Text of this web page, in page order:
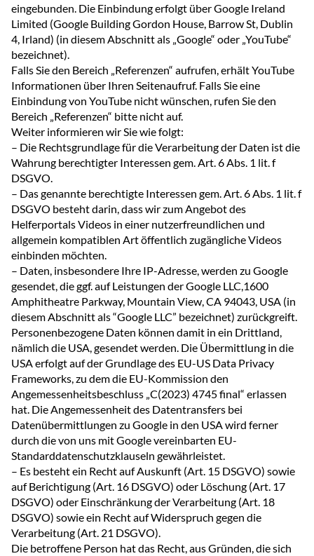
eingebunden. Die Einbindung erfolgt über Google Ireland
Limited (Google Building Gordon House, Barrow St, Dublin
4, Irland) (in diesem Abschnitt als „Google“ oder „YouTube“
bezeichnet).
Falls Sie den Bereich „Referenzen“ aufrufen, erhält YouTube
Informationen über Ihren Seitenaufruf. Falls Sie eine
Einbindung von YouTube nicht wünschen, rufen Sie den
Bereich „Referenzen“ bitte nicht auf.
Weiter informieren wir Sie wie folgt:
– Die Rechtsgrundlage für die Verarbeitung der Daten ist die
Wahrung berechtigter Interessen gem. Art. 6 Abs. 1 lit. f
DSGVO.
– Das genannte berechtigte Interessen gem. Art. 6 Abs. 1 lit. f
DSGVO besteht darin, dass wir zum Angebot des
Helferportals Videos in einer nutzerfreundlichen und
allgemein kompatiblen Art öffentlich zugängliche Videos
einbinden möchten.
– Daten, insbesondere Ihre IP-Adresse, werden zu Google
gesendet, die ggf. auf Leistungen der Google LLC,1600
Amphitheatre Parkway, Mountain View, CA 94043, USA (in
diesem Abschnitt als “Google LLC” bezeichnet) zurückgreift.
Personenbezogene Daten können damit in ein Drittland,
nämlich die USA, gesendet werden. Die Übermittlung in die
USA erfolgt auf der Grundlage des EU-US Data Privacy
Frameworks, zu dem die EU-Kommission den
Angemessenheitsbeschluss „C(2023) 4745 final“ erlassen
hat. Die Angemessenheit des Datentransfers bei
Datenübermittlungen zu Google in den USA wird ferner
durch die von uns mit Google vereinbarten EU-
Standarddatenschutzklauseln gewährleistet.
– Es besteht ein Recht auf Auskunft (Art. 15 DSGVO) sowie
auf Berichtigung (Art. 16 DSGVO) oder Löschung (Art. 17
DSGVO) oder Einschränkung der Verarbeitung (Art. 18
DSGVO) sowie ein Recht auf Widerspruch gegen die
Verarbeitung (Art. 21 DSGVO).
Die betroffene Person hat das Recht, aus Gründen, die sich